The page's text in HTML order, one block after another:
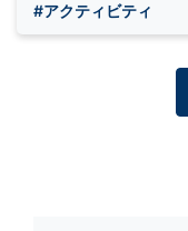
#アクティビティ